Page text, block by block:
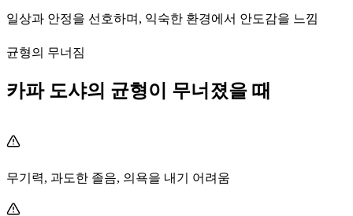
일상과 안정을 선호하며, 익숙한 환경에서 안도감을 느낌
균형의 무너짐
카파 도샤의 균형이 무너졌을 때
무기력, 과도한 졸음, 의욕을 내기 어려움